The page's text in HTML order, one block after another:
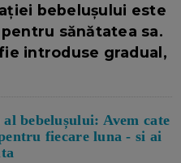
bebelușului este
sănătatea sa.
introduse gradual,
bebelușului: Avem cate
fiecare luna - si ai